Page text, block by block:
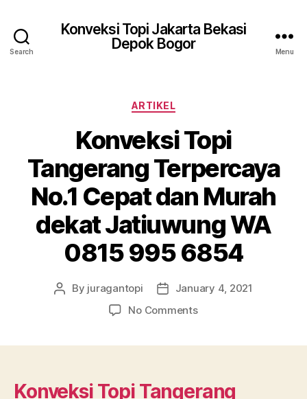
Search
Konveksi Topi Jakarta Bekasi
Depok Bogor
Menu
Categories
ARTIKEL
Konveksi Topi
Tangerang Terpercaya
No.1 Cepat dan Murah
dekat Jatiuwung WA
0815 995 6854
Post
By juragantopi
PostJanuary 4, 2021
No Commentson
No.1
Konveksi Topi Tangerang